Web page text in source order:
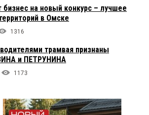
бизнес на новый конкурс – лучшее
в Омске
1316
трамвая признаны
и ПЕТРУНИНА
1173